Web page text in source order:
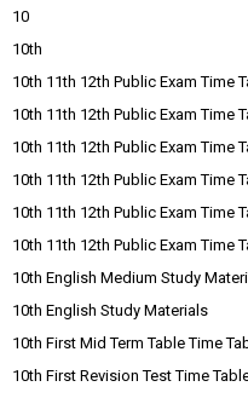
10
10th
10th 11th 12th Public Exam Time
10th 11th 12th Public Exam Time
10th 11th 12th Public Exam Time
10th 11th 12th Public Exam Time
10th 11th 12th Public Exam Time
10th 11th 12th Public Exam Time
10th English Medium Study
10th English Study Materials
10th First Mid Term Table Time
10th First Revision Test Time